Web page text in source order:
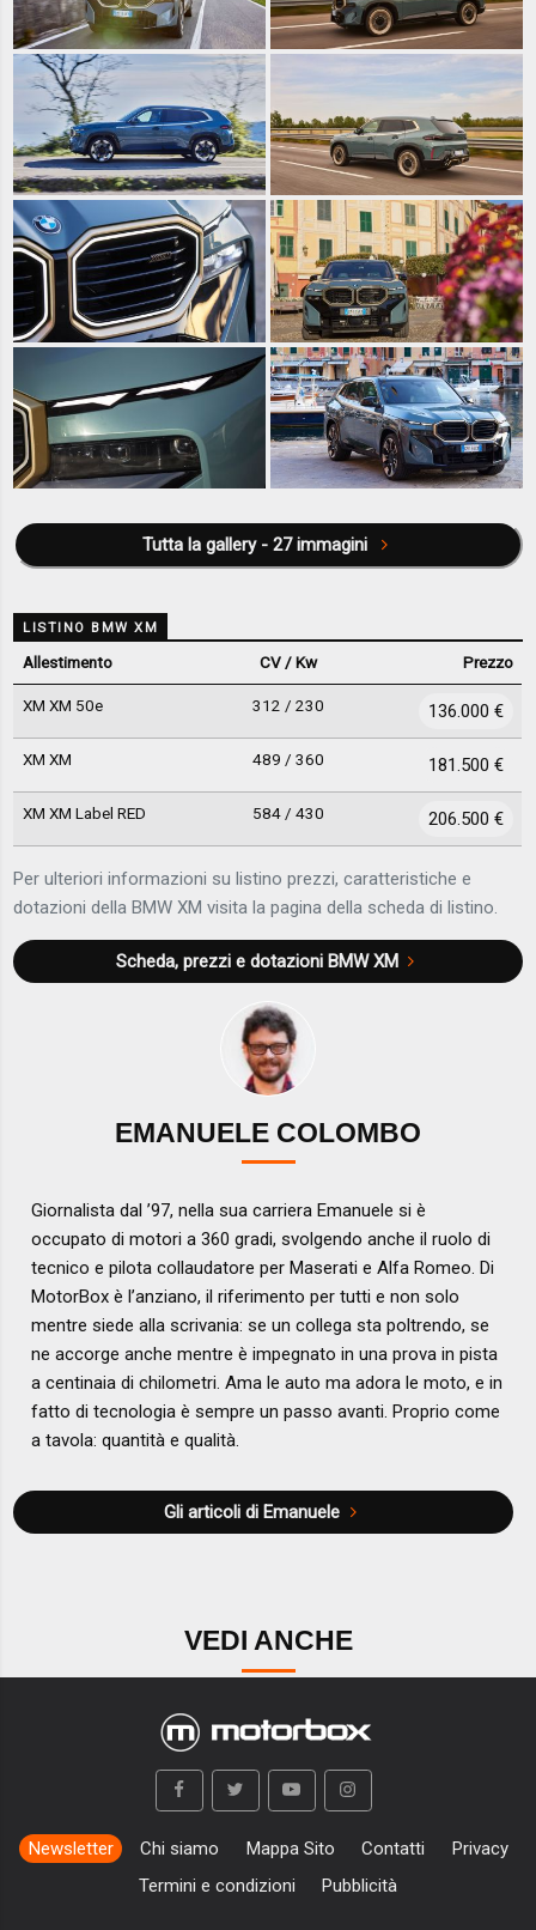
Tutta la gallery - 27 immagini
LISTINO BMW XM
Allestimento CV / Kw Prezzo
XM XM 50e 312 / 230 136.000 €
XM XM 489 / 360 181.500 €
XM XM Label RED 584 / 430 206.500 €
Per ulteriori informazioni su listino prezzi, caratteristiche e
dotazioni della BMW XM visita la pagina della scheda di listino.
Scheda, prezzi e dotazioni BMW XM
EMANUELE COLOMBO
Giornalista dal ’97, nella sua carriera Emanuele si è
occupato di motori a 360 gradi, svolgendo anche il ruolo di
tecnico e pilota collaudatore per Maserati e Alfa Romeo. Di
MotorBox è l’anziano, il riferimento per tutti e non solo
mentre siede alla scrivania: se un collega sta poltrendo, se
ne accorge anche mentre è impegnato in una prova in pista
a centinaia di chilometri. Ama le auto ma adora le moto, e in
fatto di tecnologia è sempre un passo avanti. Proprio come
a tavola: quantità e qualità.
Gli articoli di Emanuele
VEDI ANCHE
Newsletter Chi siamo Mappa Sito Contatti
Privacy
Termini e condizioni
Pubblicità